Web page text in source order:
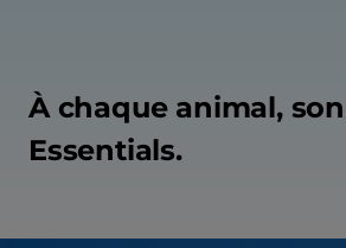
À chaque animal,
Essentials.